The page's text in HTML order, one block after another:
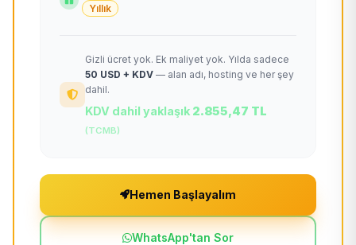
Yıllık
Gizli ücret yok. Ek maliyet yok. Yılda sadece
50 USD + KDV — alan adı, hosting ve her şey
dahil.
KDV dahil yaklaşık 2.855,47 TL
(TCMB)
Hemen Başlayalım
WhatsApp'tan Sor